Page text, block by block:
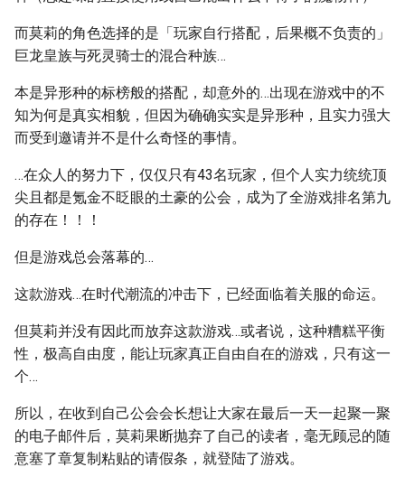
而莫莉的角色选择的是「玩家自行搭配，后果概不负责的」
巨龙皇族与死灵骑士的混合种族…
本是异形种的标榜般的搭配，却意外的…出现在游戏中的不
知为何是真实相貌，但因为确确实实是异形种，且实力强大
而受到邀请并不是什么奇怪的事情。
…在众人的努力下，仅仅只有43名玩家，但个人实力统统顶
尖且都是氪金不眨眼的土豪的公会，成为了全游戏排名第九
的存在！！！
但是游戏总会落幕的…
这款游戏…在时代潮流的冲击下，已经面临着关服的命运。
但莫莉并没有因此而放弃这款游戏…或者说，这种糟糕平衡
性，极高自由度，能让玩家真正自由自在的游戏，只有这一
个…
所以，在收到自己公会会长想让大家在最后一天一起聚一聚
的电子邮件后，莫莉果断抛弃了自己的读者，毫无顾忌的随
意塞了章复制粘贴的请假条，就登陆了游戏。